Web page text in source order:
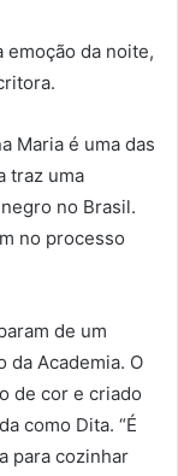
da noite,
Maria é uma das
traz uma
no Brasil.
no processo
de um
da Academia. O
de cor e criado
como Dita. “É
para cozinhar